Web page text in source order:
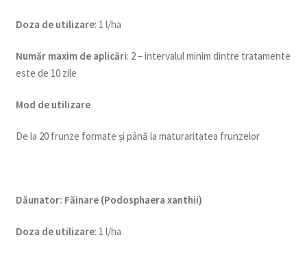
Doza de utilizare: 1 l/ha
Număr maxim de aplicări: 2 – intervalul minim dintre tratamente
este de 10 zile
Mod de utilizare
De la 20 frunze formate și până la maturaritatea frunzelor
Dăunator: Făinare (Podosphaera xanthii)
Doza de utilizare: 1 l/ha